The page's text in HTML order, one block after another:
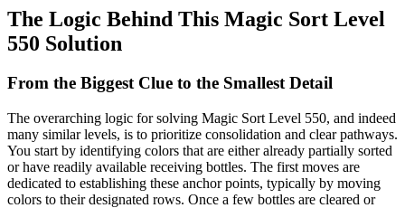
The Logic Behind This Magic Sort Level
550 Solution
From the Biggest Clue to the Smallest Detail
The overarching logic for solving Magic Sort Level 550, and indeed
many similar levels, is to prioritize consolidation and clear pathways.
You start by identifying colors that are either already partially sorted
or have readily available receiving bottles. The first moves are
dedicated to establishing these anchor points, typically by moving
colors to their designated rows. Once a few bottles are cleared or